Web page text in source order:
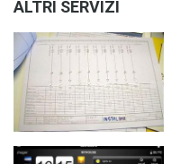
ALTRI SERVIZI